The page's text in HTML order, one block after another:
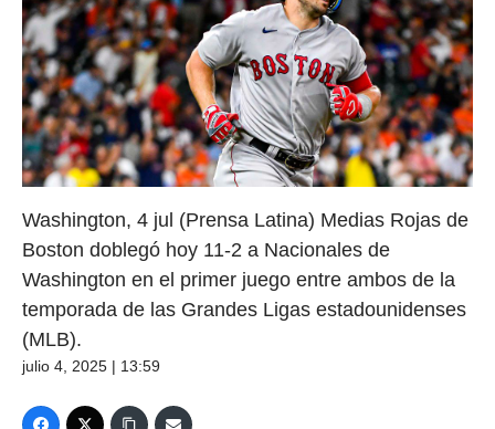
Washington, 4 jul (Prensa Latina) Medias Rojas de
Boston doblegó hoy 11-2 a Nacionales de
Washington en el primer juego entre ambos de la
temporada de las Grandes Ligas estadounidenses
(MLB).
julio 4, 2025 | 13:59